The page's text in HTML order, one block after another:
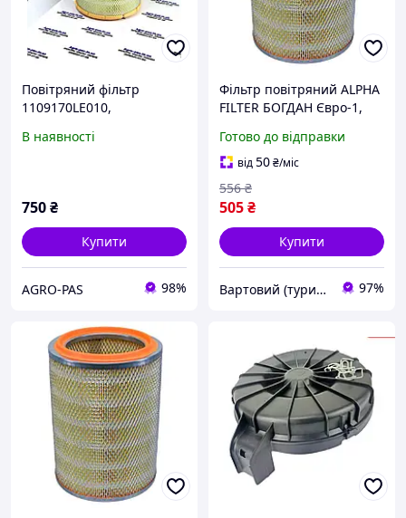
Повітряний фільтр
1109170LE010,
8970622940, AF0167,
В наявності
750₴
Купити
AGRO-PAS 98%
Фільтр повітряний ALPHA
FILTER БОГДАН Євро-1,
поліетилен без упаковки
(AF 0763pe) (3907-vart)
Готово до відправки
від50₴/міс
505₴
556 ₴
Купити
Вартовий (туризм, полювання та рибалка) 97%